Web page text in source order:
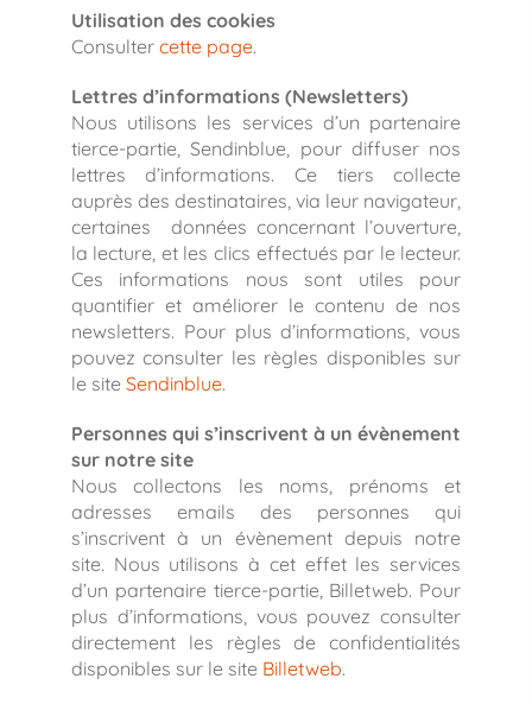
Utilisation des cookies
Consulter cette page.
Lettres d’informations (Newsletters)
Nous utilisons les services d’un partenaire
tierce-partie, Sendinblue, pour diffuser nos
lettres d’informations. Ce tiers collecte
auprès des destinataires, via leur navigateur,
certaines données concernant l’ouverture,
la lecture, et les clics effectués par le lecteur.
Ces informations nous sont utiles pour
quantifier et améliorer le contenu de nos
newsletters. Pour plus d’informations, vous
pouvez consulter les règles disponibles sur
le site Sendinblue.
Personnes qui s’inscrivent à un évènement
sur notre site
Nous collectons les noms, prénoms et
adresses emails des personnes qui
s’inscrivent à un évènement depuis notre
site. Nous utilisons à cet effet les services
d’un partenaire tierce-partie, Billetweb. Pour
plus d’informations, vous pouvez consulter
directement les règles de confidentialités
disponibles sur le site Billetweb.